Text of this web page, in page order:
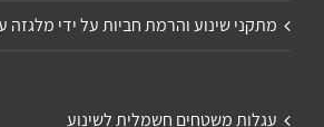
מתקני שינוע והרמת חביות על ידי מלגזה
עגלות משטחים חשמלית לשינוע